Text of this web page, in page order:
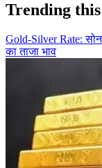
Trending
Gold-Silver Rate:
का ताजा भाव